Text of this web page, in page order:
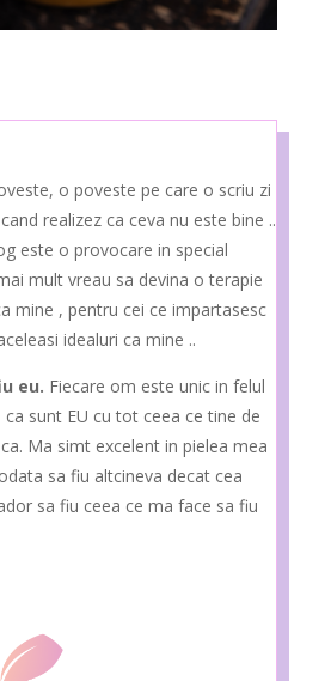
o poveste pe care o scriu zi
realizez ca ceva nu este bine ..
este o provocare in special
mult vreau sa devina o terapie
mine , pentru cei ce impartasesc
idealuri ca mine ..
eu. Fiecare om este unic in felul
ca sunt EU cu tot ceea ce tine de
Ma simt excelent in pielea mea
sa fiu altcineva decat cea
sa fiu ceea ce ma face sa fiu